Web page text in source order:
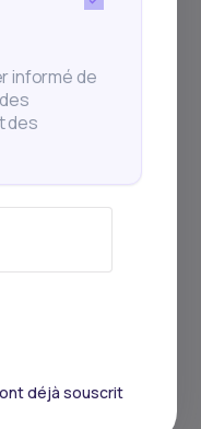
dans
les
les
risque,
informé de
des
déjà souscrit